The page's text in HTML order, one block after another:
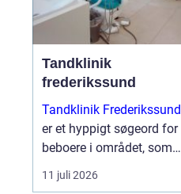
Tandklinik
frederikssund
Tandklinik Frederikssund
er et hyppigt søgeord for
beboere i området, som
leder efter tryg og fagligt
stærk tandbehandling.
11 juli 2026